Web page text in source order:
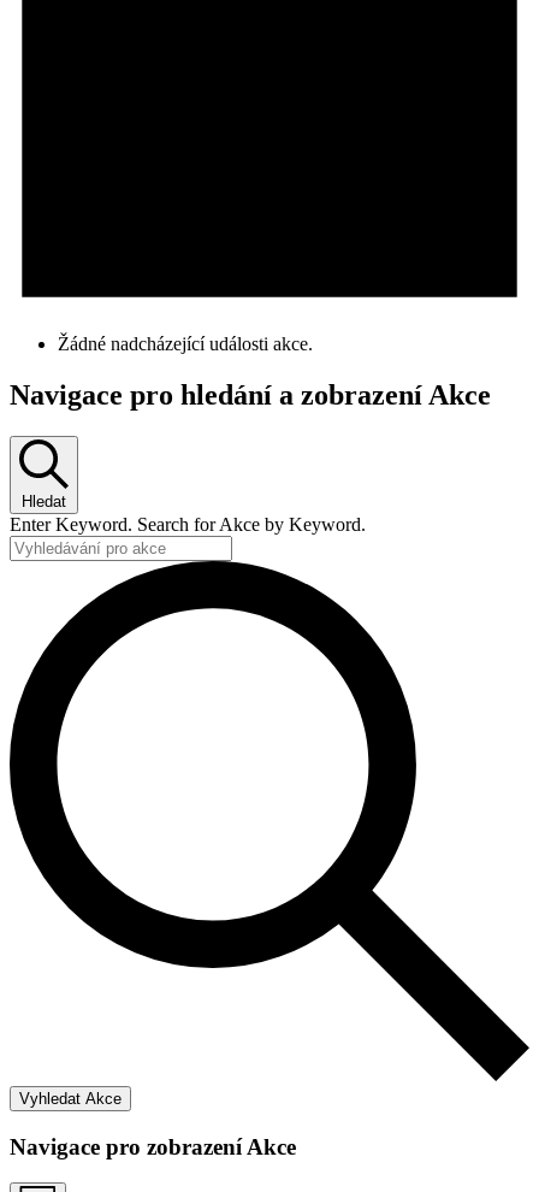
Žádné nadcházející události akce.
Navigace pro hledání a zobrazení Akce
Hledat
Enter Keyword. Search for Akce by Keyword.
Vyhledat Akce
Navigace pro zobrazení Akce